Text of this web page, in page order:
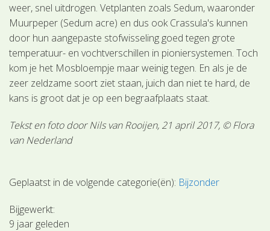
weer, snel uitdrogen. Vetplanten zoals Sedum, waaronder
Muurpeper (Sedum acre) en dus ook Crassula's kunnen
door hun aangepaste stofwisseling goed tegen grote
temperatuur- en vochtverschillen in pioniersystemen. Toch
kom je het Mosbloempje maar weinig tegen. En als je de
zeer zeldzame soort ziet staan, juich dan niet te hard, de
kans is groot dat je op een begraafplaats staat.
Tekst en foto door Nils van Rooijen, 21 april 2017, © Flora
van Nederland
Geplaatst in de volgende categorie(ën): Bijzonder
Bijgewerkt:
9 jaar geleden